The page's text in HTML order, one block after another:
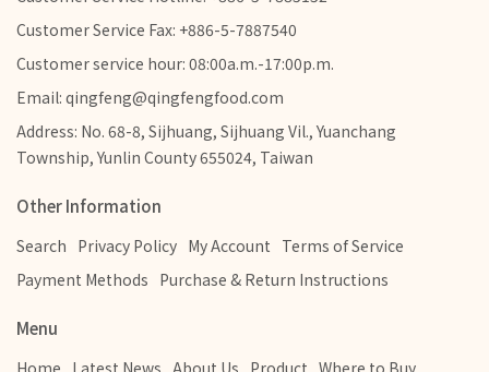
Customer Service Fax: +886-5-7887540
Customer service hour: 08:00a.m.-17:00p.m.
Email: qingfeng@qingfengfood.com
Address: No. 68-8, Sijhuang, Sijhuang Vil., Yuanchang
Township, Yunlin County 655024, Taiwan
Other Information
Search Privacy Policy My Account Terms of Service
Payment Methods Purchase & Return Instructions
Menu